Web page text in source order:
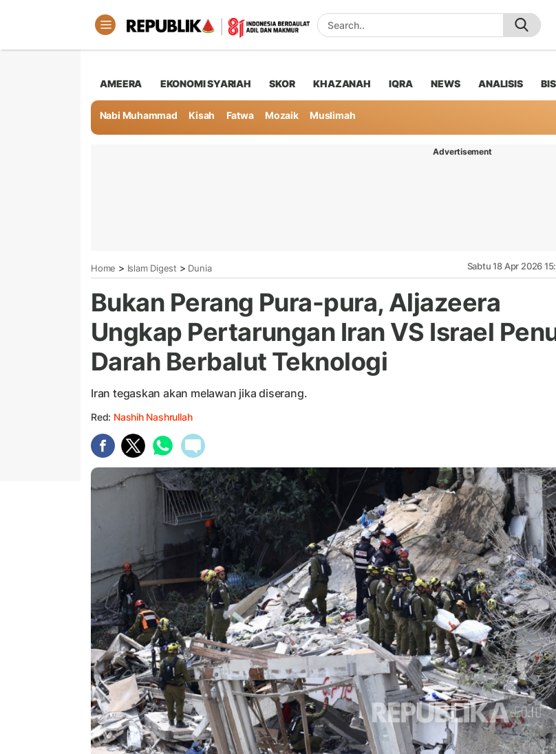
AMEERA EKONOMI SYARIAH SKOR KHAZANAH IQRA NEWS ANALISIS
Nabi Muhammad Kisah Fatwa Mozaik Muslimah
Advertisement
Home > Islam Digest > Dunia Sabtu 18 Apr 2026
Bukan Perang Pura-pura, Aljazeera
Ungkap Pertarungan Iran VS Israel
Darah Berbalut Teknologi
Iran tegaskan akan melawan jika diserang.
Red: Nashih Nashrullah